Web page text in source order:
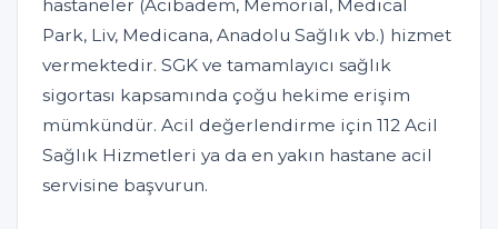
hastaneler (Acıbadem, Memorial, Medical
Park, Liv, Medicana, Anadolu Sağlık vb.) hizmet
vermektedir. SGK ve tamamlayıcı sağlık
sigortası kapsamında çoğu hekime erişim
mümkündür. Acil değerlendirme için 112 Acil
Sağlık Hizmetleri ya da en yakın hastane acil
servisine başvurun.